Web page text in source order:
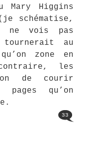
Mary Higgins
schématise,
ne vois pas
tournerait au
zone en
les
de courir
qu’on
33